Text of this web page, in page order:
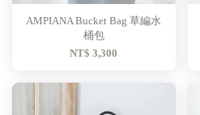
AMPIANA Bucket Bag 草編水
桶包
NT$ 3,300